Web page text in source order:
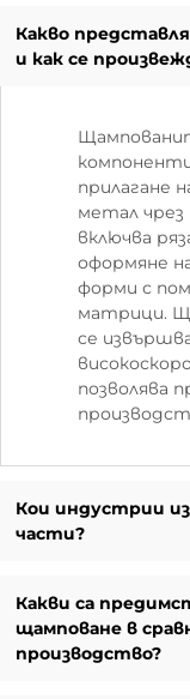
Какво
и как се
прилагане
метал
включва
оформяне
форми с
матрици.
се
позволява
Кои индустрии
части?
Какви са
щамповане в
производство?